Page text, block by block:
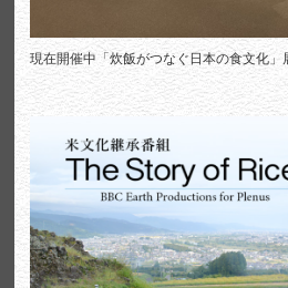
現在開催中「炊飯がつなぐ日本の食文化」